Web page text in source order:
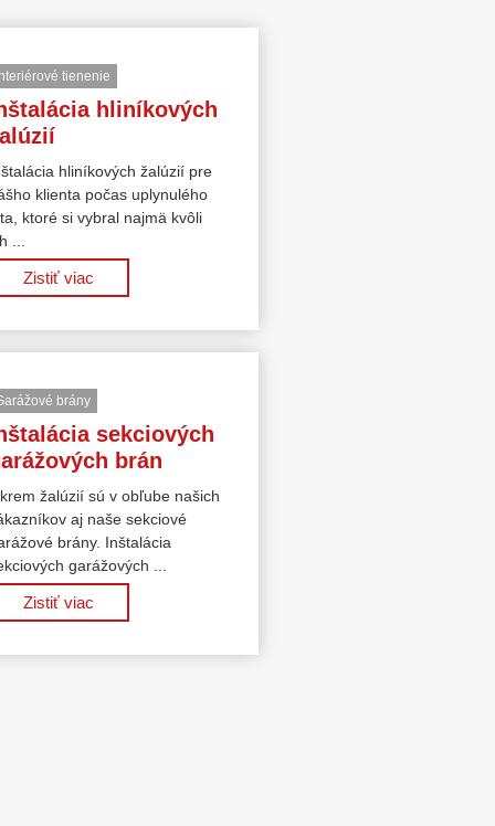
Interiérové tienenie
hliníkových
hliníkových žalúzií pre
klienta počas uplynulého
ktoré si vybral najmä kvôli
...
Zistiť viac
brány
sekciových
brán
žalúzií sú v obľube našich
aj naše sekciové
brány. Inštalácia
garážových ...
Zistiť viac